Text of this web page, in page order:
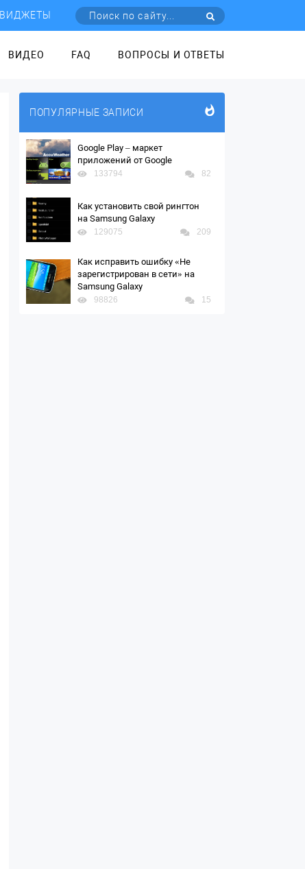
ВИДЖЕТЫ
ВИДЕО FAQ ВОПРОСЫ И ОТВЕТЫ
ПОПУЛЯРНЫЕ ЗАПИСИ
Google Play – маркет
приложений от Google
133794 82
Как установить свой рингтон
на Samsung Galaxy
129075 209
Как исправить ошибку «Не
зарегистрирован в сети» на
Samsung Galaxy
98826 15